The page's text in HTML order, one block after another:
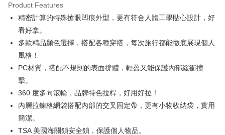
Product Features
精密計算的特殊搶眼凹痕外型，更有符合人體工學貼心設計，好
看好拿。
多款精品顏色選擇，搭配各種穿搭，每次旅行都能徹底展現個人
風格！
PC材質，搭配不規則的表面撐體，輕盈又能保護內部緩衝撞
擊。
360 度多向滾輪，品牌特色拉桿，好用好拉！
內層拉鍊格網袋搭配內部的交叉固定帶，更有小物收納袋，實用
簡潔。
TSA 美國海關鎖安全鎖，保護個人物品。